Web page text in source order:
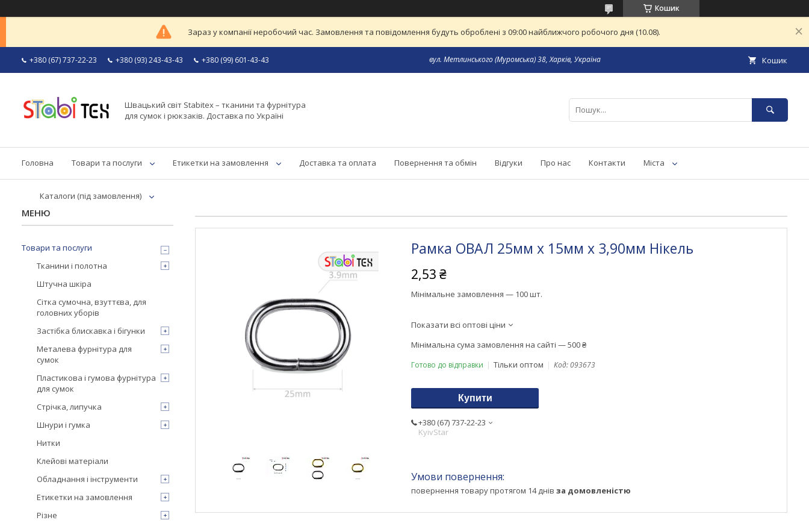
Кошик
Зараз у компанії неробочий час. Замовлення та повідомлення будуть оброблені з 09:00 найближчого робочого дня (10.08).
+380 (67) 737-22-23 +380 (93) 243-43-43 +380 (99) 601-43-43 вул. Метлинського (Муромська) 38, Харків, Україна Кошик
Швацький світ Stabitex – тканини та фурнітура
для сумок і рюкзаків. Доставка по Україні
Головна Товари та послуги Етикетки на замовлення Доставка та оплата Повернення та обмін Відгуки Про нас Контакти Міста
Каталоги (під замовлення)
Рамка ОВАЛ 25мм х 15мм х 3,90мм Нікель
2,53 ₴
Мінімальне замовлення — 100 шт.
Показати всі оптові ціни
Мінімальна сума замовлення на сайті — 500 ₴
Готово до відправки Тільки оптом Код:093673
Купити
+380 (67) 737-22-23
KyivStar
повернення товару протягом 14 днів за домовленістю
Товари та послуги
Тканини і полотна
Штучна шкіра
Сітка сумочна, взуттєва, для
головних уборів
Застібка блискавка і бігунки
Металева фурнітура для
сумок
Пластикова і гумова фурнітура
для сумок
Стрічка, липучка
Шнури і гумка
Нитки
Клейові матеріали
Обладнання і інструменти
Етикетки на замовлення
Різне